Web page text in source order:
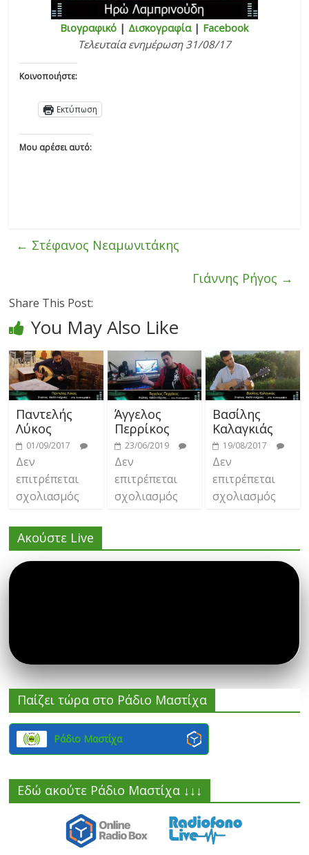
Βιογραφικό | Δισκογραφία| Facebook
Τελευταία ενημέρωση 31/08/17
Κοινοποιήστε:
Εκτύπωση
Μου αρέσει αυτό:
← Στέφανος Νεαμωνιτάκης
Γιάννης Ρήγος →
Share This Post:
You May Also Like
Παντελής
Λύκος
01/09/2017
Δεν
επιτρέπεται
σχολιασμός
Άγγελος
Περρίκος
23/06/2019
Δεν
επιτρέπεται
σχολιασμός
Βασίλης
Καλαγκιάς
19/08/2017
Δεν
επιτρέπεται
σχολιασμός
Ακούστε Live
Παίζει τώρα στο Ράδιο Μαστίχα
Ράδιο Μαστίχα
Εδώ ακούτε Ράδιο Μαστίχα ↓↓↓